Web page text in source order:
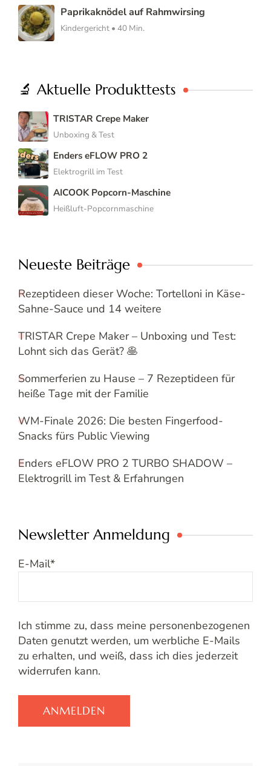
Paprikaknödel auf Rahmwirsing
Kindergericht • 40 Min.
🔬 Aktuelle Produkttests
TRISTAR Crepe Maker
Unboxing & Test
Enders eFLOW PRO 2
Elektrogrill im Test
AICOOK Popcorn-Maschine
Heißluft-Popcornmaschine
Neueste Beiträge
Rezeptideen dieser Woche: Tortelloni in Käse-
Sahne-Sauce und 14 weitere
TRISTAR Crepe Maker – Unboxing und Test:
Lohnt sich das Gerät? 🥞
Sommerferien zu Hause – 7 Rezeptideen für
heiße Tage mit der Familie
WM-Finale 2026: Die besten Fingerfood-
Snacks fürs Public Viewing
Enders eFLOW PRO 2 TURBO SHADOW –
Elektrogrill im Test & Erfahrungen
Newsletter Anmeldung
E-Mail*
Ich stimme zu, dass meine personenbezogenen
Daten genutzt werden, um werbliche E-Mails
zu erhalten, und weiß, dass ich dies jederzeit
widerrufen kann.